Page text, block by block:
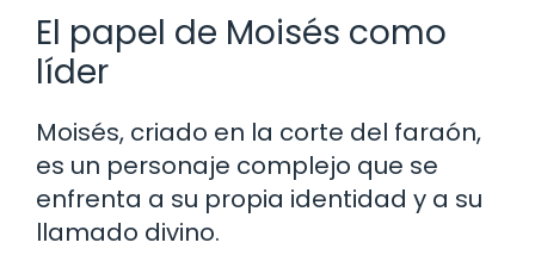
El papel de Moisés como
líder
Moisés, criado en la corte del faraón,
es un personaje complejo que se
enfrenta a su propia identidad y a su
llamado divino.